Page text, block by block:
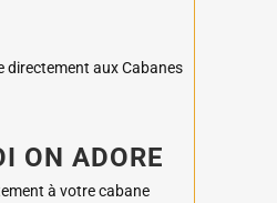
directement aux Cabanes
ON ADORE
à votre cabane